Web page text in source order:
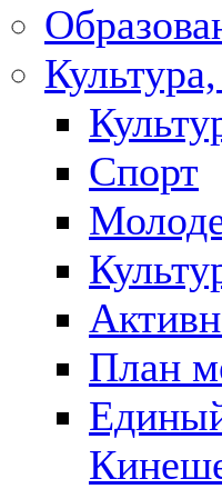
Спорт
План